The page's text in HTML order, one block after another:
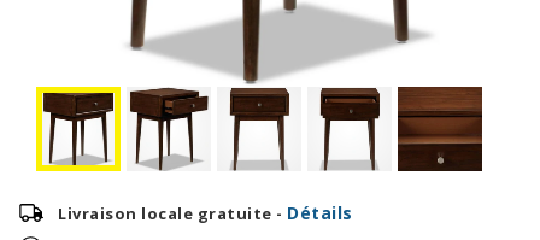
Livraison locale gratuite - Détails